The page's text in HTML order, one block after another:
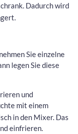
Dadurch wird
Sie einzelne
legen Sie diese
und
mit einem
in den Mixer. Das
einfrieren.